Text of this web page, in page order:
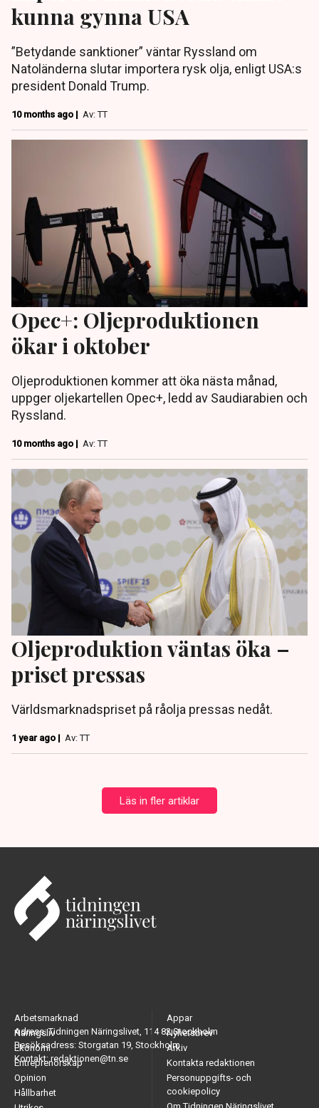
kunna gynna USA
”Betydande sanktioner” väntar Ryssland om
Natoländerna slutar importera rysk olja, enligt USA:s
president Donald Trump.
10 months ago | Av: TT
Opec+: Oljeproduktionen
ökar i oktober
Oljeproduktionen kommer att öka nästa månad,
uppger oljekartellen Opec+, ledd av Saudiarabien och
Ryssland.
10 months ago | Av: TT
Oljeproduktion väntas öka –
priset pressas
Världsmarknadspriset på råolja pressas nedåt.
1 year ago | Av: TT
Läs in fler artiklar
Adress: Tidningen Näringslivet, 114 82 Stockholm
Besöksadress: Storgatan 19, Stockholm
Kontakt: redaktionen@tn.se
Arbetsmarknad
Näringsliv
Ekonomi
Entreprenörskap
Opinion
Hållbarhet
Appar
Nyhetsbrev
Arkiv
Kontakta redaktionen
Personuppgifts- och
cookiepolicy